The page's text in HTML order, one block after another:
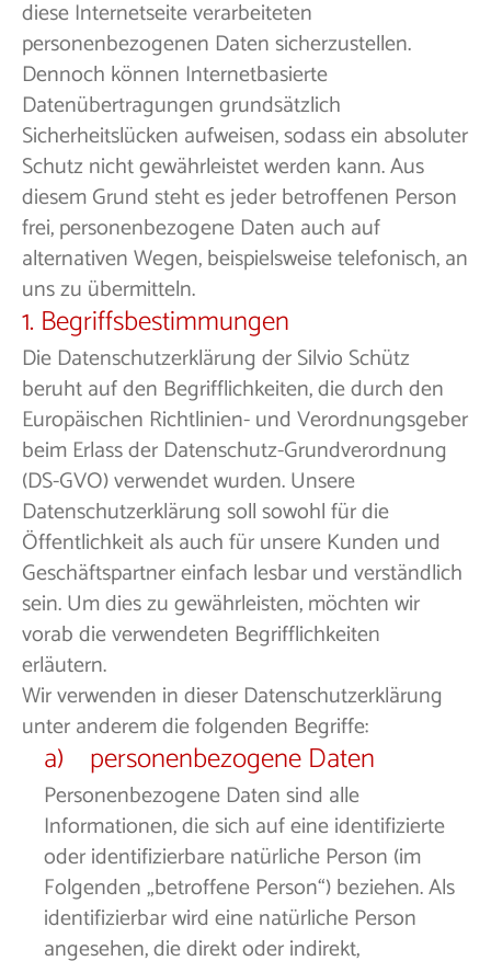
diese Internetseite verarbeiteten
personenbezogenen Daten sicherzustellen.
Dennoch können Internetbasierte
Datenübertragungen grundsätzlich
Sicherheitslücken aufweisen, sodass ein absoluter
Schutz nicht gewährleistet werden kann. Aus
diesem Grund steht es jeder betroffenen Person
frei, personenbezogene Daten auch auf
alternativen Wegen, beispielsweise telefonisch, an
uns zu übermitteln.
1. Begriffsbestimmungen
Die Datenschutzerklärung der Silvio Schütz
beruht auf den Begrifflichkeiten, die durch den
Europäischen Richtlinien- und Verordnungsgeber
beim Erlass der Datenschutz-Grundverordnung
(DS-GVO) verwendet wurden. Unsere
Datenschutzerklärung soll sowohl für die
Öffentlichkeit als auch für unsere Kunden und
Geschäftspartner einfach lesbar und verständlich
sein. Um dies zu gewährleisten, möchten wir
vorab die verwendeten Begrifflichkeiten
erläutern.
Wir verwenden in dieser Datenschutzerklärung
unter anderem die folgenden Begriffe:
a) personenbezogene Daten
Personenbezogene Daten sind alle
Informationen, die sich auf eine identifizierte
oder identifizierbare natürliche Person (im
Folgenden „betroffene Person“) beziehen. Als
identifizierbar wird eine natürliche Person
angesehen, die direkt oder indirekt,